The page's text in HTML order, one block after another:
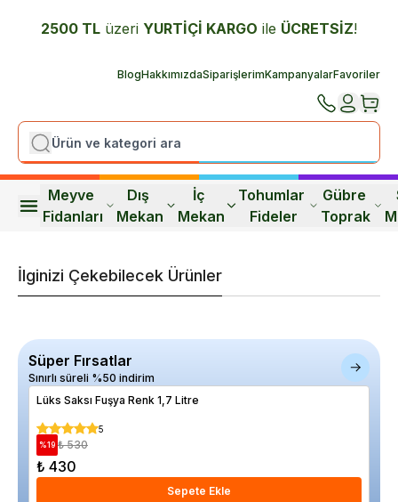
2500 TL üzeri YURTİÇİ KARGO ile ÜCRETSİZ!
BlogHakkımızdaSiparişlerimKampanyalarFavoriler
Meyve
Fidanları
Dış
Mekan
İç
Mekan
Tohumlar
Fideler
Gübre
Toprak
İlginizi Çekebilecek Ürünler
Süper Fırsatlar
Sınırlı süreli %50 indirim
Lüks Saksı Fuşya Renk 1,7 Litre
5
%19 ₺ 530
₺ 430
Sepete Ekle